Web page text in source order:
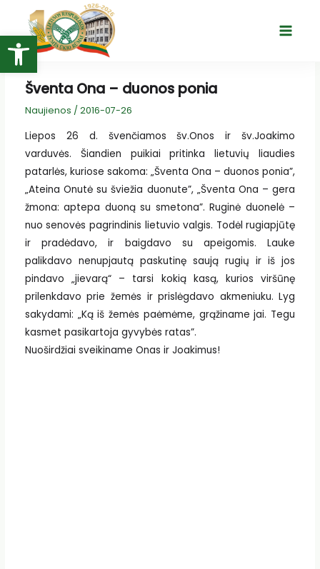
Open toolbar
turinio
Main
Šventa Ona – duonos ponia
Naujienos / 2016-07-26
Liepos 26 d. švenčiamos šv.Onos ir šv.Joakimo
varduvės. Šiandien puikiai pritinka lietuvių liaudies
patarlės, kuriose sakoma: „Šventa Ona – duonos ponia”,
„Ateina Onutė su šviežia duonute”, „Šventa Ona – gera
žmona: aptepa duoną su smetona”. Ruginė duonelė –
nuo senovės pagrindinis lietuvio valgis. Todėl rugiapjūtę
ir pradėdavo, ir baigdavo su apeigomis. Lauke
palikdavo nenupjautą paskutinę saują rugių ir iš jos
pindavo „jievarą“ – tarsi kokią kasą, kurios viršūnę
prilenkdavo prie žemės ir prislėgdavo akmeniuku. Lyg
sakydami: „Ką iš žemės paėmėme, grąžiname jai. Tegu
kasmet pasikartoja gyvybės ratas”.
Nuoširdžiai sveikiname Onas ir Joakimus!